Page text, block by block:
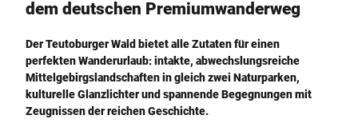
dem deutschen Premiumwanderweg
Der Teutoburger Wald bietet alle Zutaten für einen
perfekten Wanderurlaub: intakte, abwechslungsreiche
Mittelgebirgslandschaften in gleich zwei Naturparken,
kulturelle Glanzlichter und spannende Begegnungen mit
Zeugnissen der reichen Geschichte.